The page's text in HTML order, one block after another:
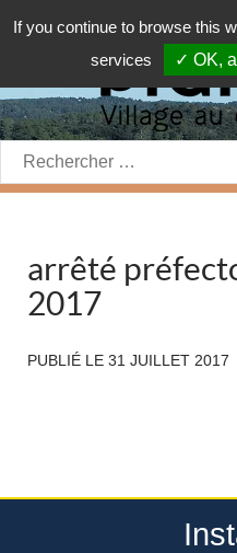
Rechercher:
arrêté
2017
PUBLIÉ LE 31 JUILLET 2017
If you continue to browse this
services
✓ OK,